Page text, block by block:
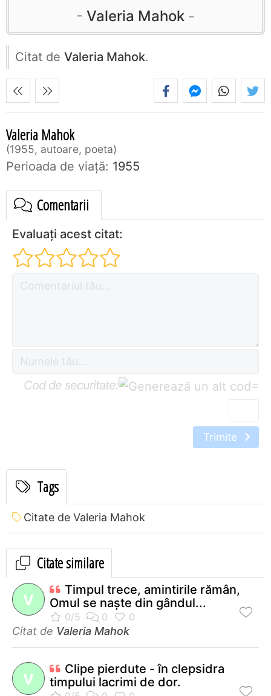
Valeria Mahok
Citat de Valeria Mahok.
Valeria Mahok
1955, autoare, poeta
Perioada de viaţă: 1955
Comentarii
Evaluați acest citat:
Cod de securitate: =
Trimite
Tags
Citate de Valeria Mahok
Citate similare
V
Timpul trece, amintirile rămân,
Omul se naşte din gândul...
Citat de Valeria Mahok
V
Clipe pierdute - în clepsidra
timpului lacrimi de dor.